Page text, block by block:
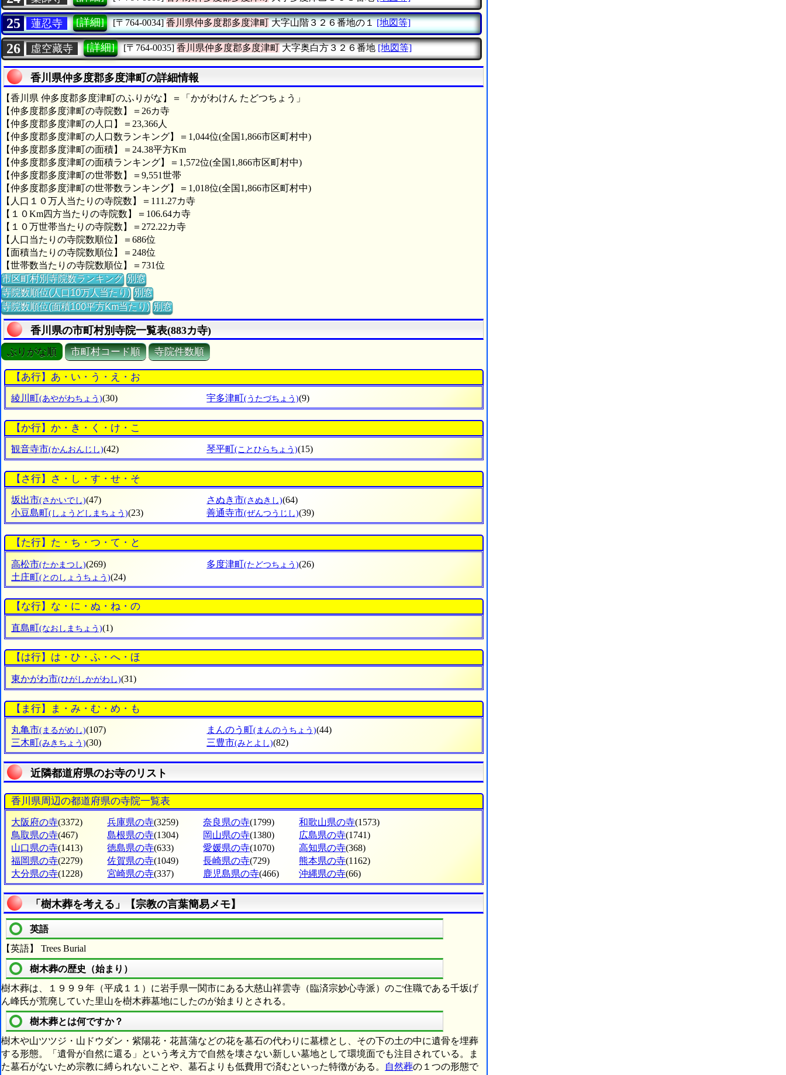
25 蓮忍寺 [詳細] [〒764-0034] 香川県仲多度郡多度津町大字山階３２６番地の１ [地図等]
26 虛空藏寺 [詳細] [〒764-0035] 香川県仲多度郡多度津町大字奥白方３２６番地 [地図等]
香川県仲多度郡多度津町の詳細情報
【香川県 仲多度郡多度津町のふりがな】＝「かがわけん たどつちょう」
【仲多度郡多度津町の寺院数】＝26カ寺
【仲多度郡多度津町の人口】＝23,366人
【仲多度郡多度津町の人口数ランキング】＝1,044位(全国1,866市区町村中)
【仲多度郡多度津町の面積】＝24.38平方Km
【仲多度郡多度津町の面積ランキング】＝1,572位(全国1,866市区町村中)
【仲多度郡多度津町の世帯数】＝9,551世帯
【仲多度郡多度津町の世帯数ランキング】＝1,018位(全国1,866市区町村中)
【人口１０万人当たりの寺院数】＝111.27カ寺
【１０Km四方当たりの寺院数】＝106.64カ寺
【１０万世帯当たりの寺院数】＝272.22カ寺
【人口当たりの寺院数順位】＝686位
【面積当たりの寺院数順位】＝248位
【世帯数当たりの寺院数順位】＝731位
市区町村別寺院数ランキング 別窓
寺院数順位(人口10万人当たり) 別窓
寺院数順位(面積100平方Km当たり) 別窓
香川県の市町村別寺院一覧表(883カ寺)
ぶりがな順 市町村コード順 寺院件数順
【あ行】あ・い・う・え・お
綾川町(あやがわちょう)(30) 宇多津町(うたづちょう)(9)
【か行】か・き・く・け・こ
観音寺市(かんおんじし)(42) 琴平町(ことひらちょう)(15)
【さ行】さ・し・す・せ・そ
坂出市(さかいでし)(47) さぬき市(さぬきし)(64)
小豆島町(しょうどしまちょう)(23) 善通寺市(ぜんつうじし)(39)
【た行】た・ち・つ・て・と
高松市(たかまつし)(269) 多度津町(たどつちょう)(26)
土庄町(とのしょうちょう)(24)
【な行】な・に・ぬ・ね・の
直島町(なおしまちょう)(1)
【は行】は・ひ・ふ・へ・ほ
東かがわ市(ひがしかがわし)(31)
【ま行】ま・み・む・め・も
丸亀市(まるがめし)(107) まんのう町(まんのうちょう)(44)
三木町(みきちょう)(30) 三豊市(みとよし)(82)
近隣都道府県のお寺のリスト
香川県周辺の都道府県の寺院一覧表
大阪府の寺(3372) 兵庫県の寺(3259) 奈良県の寺(1799) 和歌山県の寺(1573)
鳥取県の寺(467) 島根県の寺(1304) 岡山県の寺(1380) 広島県の寺(1741)
山口県の寺(1413) 徳島県の寺(633) 愛媛県の寺(1070) 高知県の寺(368)
福岡県の寺(2279) 佐賀県の寺(1049) 長崎県の寺(729) 熊本県の寺(1162)
大分県の寺(1228) 宮崎県の寺(337) 鹿児島県の寺(466) 沖縄県の寺(66)
「樹木葬を考える」【宗教の言葉簡易メモ】
英語
【英語】 Trees Burial
樹木葬の歴史（始まり）
樹木葬は、１９９９年（平成１１）に岩手県一関市にある大慈山祥雲寺（臨済宗妙心寺派）のご住職である千坂げ
ん峰氏が荒廃していた里山を樹木葬墓地にしたのが始まりとされる。
樹木葬とは何ですか？
樹木や山ツツジ・山ドウダン・紫陽花・花菖蒲などの花を墓石の代わりに墓標とし、その下の土の中に遺骨を埋葬
する形態。「遺骨が自然に還る」という考え方で自然を壊さない新しい墓地として環境面でも注目されている。ま
た墓石がないため宗教に縛られないことや、墓石よりも低費用で済むといった特徴がある。
自然葬の１つの形態で